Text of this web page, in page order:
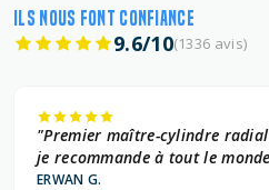
ILS NOUS FONT CONFIANCE
9.6/10(1336 avis)
"Premier maître-cylindre
je recommande à tout le
ERWAN G.